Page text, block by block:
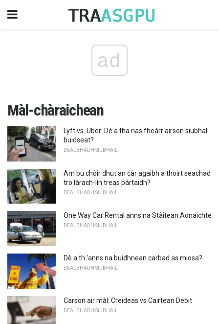
ad
Màl-chàraichean
Lyft vs. Uber: Dè a tha nas fheàrr airson siubhal
buidseat?
DEALBHADH SIUBHAIL
Am bu chòir dhut an càr agaibh a thoirt seachad
tro làrach-lìn treas pàrtaidh?
DEALBHADH SIUBHAIL
One Way Car Rental anns na Stàitean Aonaichte
DEALBHADH SIUBHAIL
Dè a th 'anns na buidhnean carbad as miosa?
DEALBHADH SIUBHAIL
Carson air màl: Creideas vs Cairtean Debit
DEALBHADH SIUBHAIL